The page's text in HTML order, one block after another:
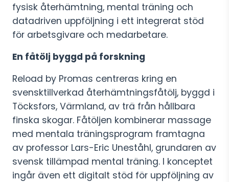
fysisk återhämtning, mental träning och
datadriven uppföljning i ett integrerat stöd
för arbetsgivare och medarbetare.
En fåtölj byggd på forskning
Reload by Promas centreras kring en
svensktillverkad återhämtningsfåtölj, byggd i
Töcksfors, Värmland, av trä från hållbara
finska skogar. Fåtöljen kombinerar massage
med mentala träningsprogram framtagna
av professor Lars-Eric Uneståhl, grundaren av
svensk tillämpad mental träning. I konceptet
ingår även ett digitalt stöd för uppföljning av